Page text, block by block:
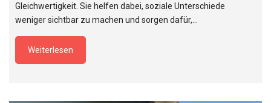
Gleichwertigkeit. Sie helfen dabei, soziale Unterschiede
weniger sichtbar zu machen und sorgen dafür,…
Weiterlesen